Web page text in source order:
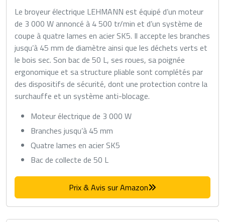
Le broyeur électrique LEHMANN est équipé d’un moteur
de 3 000 W annoncé à 4 500 tr/min et d’un système de
coupe à quatre lames en acier SK5. Il accepte les branches
jusqu’à 45 mm de diamètre ainsi que les déchets verts et
le bois sec. Son bac de 50 L, ses roues, sa poignée
ergonomique et sa structure pliable sont complétés par
des dispositifs de sécurité, dont une protection contre la
surchauffe et un système anti-blocage.
Moteur électrique de 3 000 W
Branches jusqu’à 45 mm
Quatre lames en acier SK5
Bac de collecte de 50 L
Prix & Avis sur Amazon